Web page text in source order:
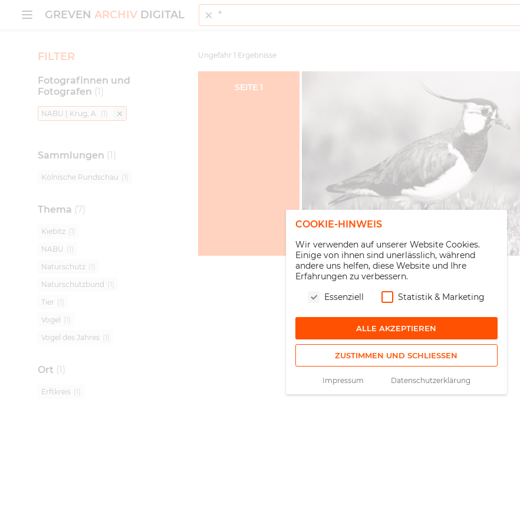
MENÜ ÖFFNEN
GREVEN ARCHIV DIGITAL Suche
FILTER
Fotografinnen und
Fotografen (1)
NABU | Krug, A. (1
Sammlungen (1)
Kölnische Rundschau (1
Thema (7)
Kiebitz (1
NABU (1
Naturschutz (1
Naturschutzbund (1
Tier (1
Vogel (1
Vogel des Jahres (1
Ort (1)
Erftkreis (1
Ungefähr 1 Ergebnisse
SEITE1
COOKIE-HINWEIS
Wir verwenden auf unserer Website Cookies.
Einige von ihnen sind unerlässlich, während
andere uns helfen, diese Website und Ihre
Erfahrungen zu verbessern.
Essenziell
Statistik & Marketing
ALLE AKZEPTIEREN
ZUSTIMMEN UND SCHLIESSEN
Impressum Datenschutzerklärung